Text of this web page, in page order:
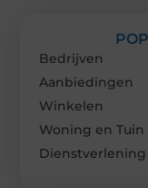
Bedrijven
Aanbiedingen
Winkelen
Woning en Tuin
Dienstverlening